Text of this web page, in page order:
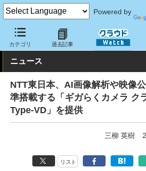
Powered by
カテゴリ 過去記事
クラウド Watch サービス・ソフト サー
ニュース
NTT東日本、AI画像解析や映像
準搭載する「ギガらくカメラ ク
Type-VD」を提供
三柳 英樹
リスト